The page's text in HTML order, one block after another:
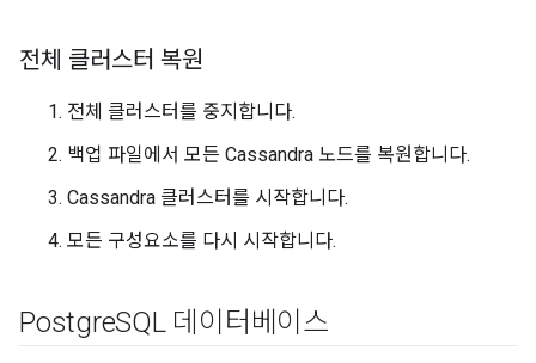
전체 클러스터 복원
전체 클러스터를 중지합니다.
백업 파일에서 모든 Cassandra 노드를 복원합니다.
Cassandra 클러스터를 시작합니다.
모든 구성요소를 다시 시작합니다.
PostgreSQL 데이터베이스